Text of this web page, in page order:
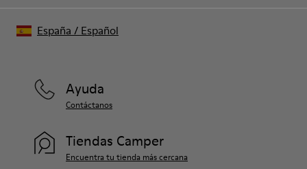
Ayuda
Contáctanos
Tiendas Camper
Encuentra tu tienda más cercana
España / Español